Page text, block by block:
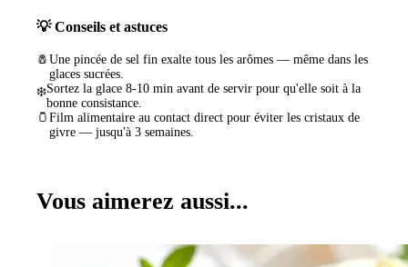
💡 Conseils et astuces
🧂 Une pincée de sel fin exalte tous les arômes — même dans les
glaces sucrées.
❄️Sortez la glace 8-10 min avant de servir pour qu'elle soit à la
bonne consistance.
🫙 Film alimentaire au contact direct pour éviter les cristaux de
givre — jusqu'à 3 semaines.
Vous aimerez aussi...